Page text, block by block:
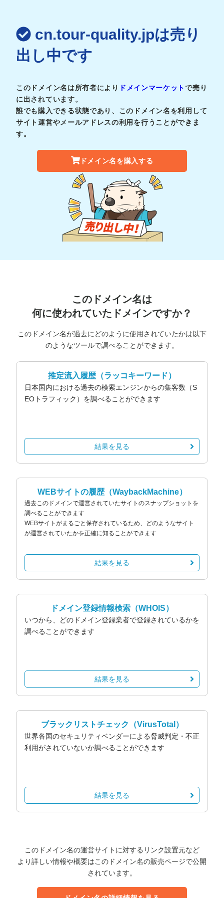
cn.tour-quality.jpは売り
出し中です
このドメイン名は所有者により ドメインマーケットで売り
に出されています。
誰でも購入できる状態であり、このドメイン名を利用して
サイト運営やメールアドレスの利用を行うことができま
す。
ドメイン名を購入する
このドメイン名は
何に使われていたドメインですか？
このドメイン名が過去にどのように使用されていたかは以下
のようなツールで調べることができます。
推定流入履歴（ラッコキーワード）
日本国内における過去の検索エンジンからの集客数（S
EOトラフィック）を調べることができます
結果を見る
WEBサイトの履歴（WaybackMachine）
過去このドメインで運営されていたサイトのスナップショットを
調べることができます
WEBサイトがまるごと保存されているため、どのようなサイト
が運営されていたかを正確に知ることができます
結果を見る
ドメイン登録情報検索 （WHOIS）
いつから、どのドメイン登録業者で登録されているかを
調べることができます
結果を見る
ブラックリストチェック （VirusTotal）
世界各国のセキュリティベンダーによる脅威判定・不正
利用がされていないか調べることができます
結果を見る
このドメイン名の運営サイトに対するリンク設置元など
より詳しい情報や概要はこのドメイン名の販売ページで公開
されています。